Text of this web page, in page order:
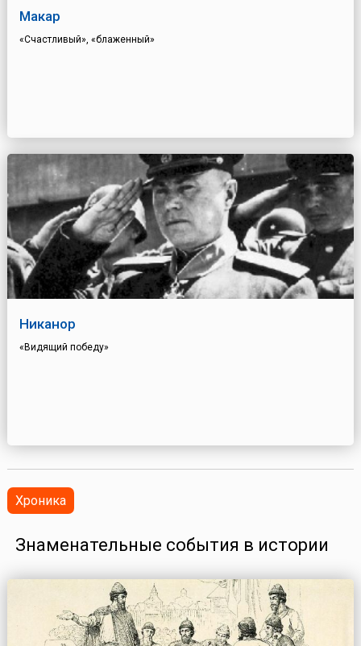
Макар
«Счастливый», «блаженный»
Никанор
«Видящий победу»
Хроника
Знаменательные события в истории